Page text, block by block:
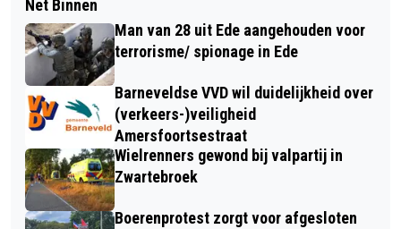
Net Binnen
Man van 28 uit Ede aangehouden voor
terrorisme/ spionage in Ede
Barneveldse VVD wil duidelijkheid over
(verkeers-)veiligheid
Amersfoortsestraat
Wielrenners gewond bij valpartij in
Zwartebroek
Boerenprotest zorgt voor afgesloten